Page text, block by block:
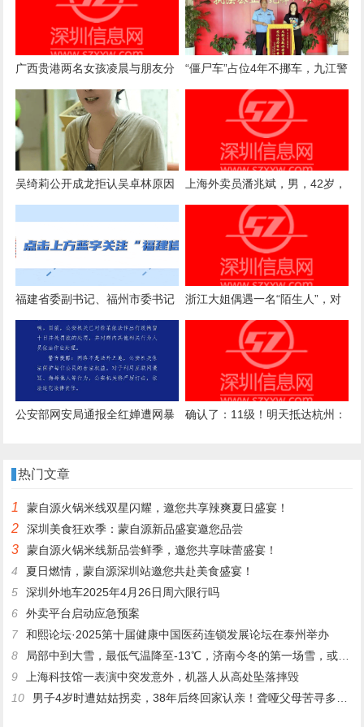
广西贵港两名女孩凌晨与朋友分
开后失联超100小时，一个17岁
一个14岁
“僵尸车”占位4年不挪车，九江警
方介入后成功拖离报废
吴绮莉公开成龙拒认吴卓林原因
上海外卖员潘兆斌，男，42岁，
被中央政法委点名表扬！
福建省委副书记、福州市委书记
郭宁宁接待群众来访
浙江大姐偶遇一名“陌生人”，对
方一开口就被她认定是17年前的
救命恩人：被救时我满脸是血、
视线模糊，但一直记得救命恩人
的声音
公安部网安局通报全红婵遭网暴
确认了：11级！明天抵达杭州：
热门文章
1 蒙自源火锅米线双星闪耀，邀您共享辣爽夏日盛宴！
2 深圳美食狂欢季：蒙自源新品盛宴邀您品尝
3
蒙自源火锅米线新品尝鲜季，邀您共享味蕾盛宴！
4
夏日燃情，蒙自源深圳站邀您共赴美食盛宴！
5
深圳外地车2025年4月26日周六限行吗
6
外卖平台启动应急预案
7
和熙论坛·2025第十届健康中国医药连锁发展论坛在泰州举办
8
局部中到大雪，最低气温降至-13℃，济南今冬的第一场雪，或跟去年同一时间！
9
上海科技馆一表演中突发意外，机器人从高处坠落摔毁
10
男子4岁时遭姑姑拐卖，38年后终回家认亲！聋哑父母苦寻多年，母亲已抱憾离世丨红星寻人